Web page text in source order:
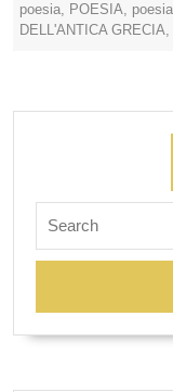
poesia, POESIA,
DELL'ANTICA GRECIA,
for: